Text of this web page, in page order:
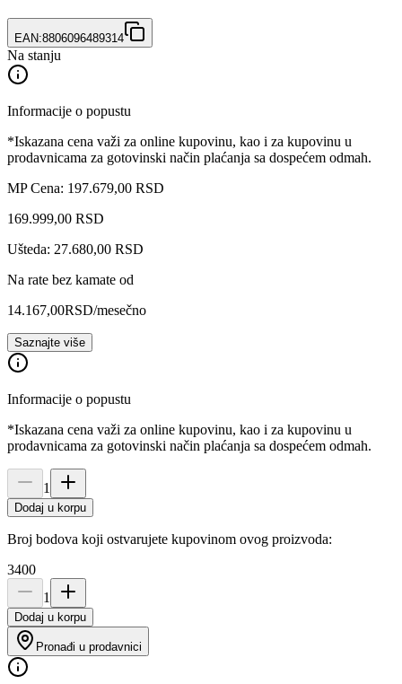
EAN:8806096489314
Na stanju
Informacije o popustu
*Iskazana cena važi za online kupovinu, kao i za kupovinu u
prodavnicama za gotovinski način plaćanja sa dospećem odmah.
MP Cena: 197.679,00 RSD
169.999,00 RSD
Ušteda: 27.680,00 RSD
Na rate bez kamate od
14.167,00RSD/mesečno
Saznajte više
Informacije o popustu
*Iskazana cena važi za online kupovinu, kao i za kupovinu u
prodavnicama za gotovinski način plaćanja sa dospećem odmah.
1
Dodaj u korpu
Broj bodova koji ostvarujete kupovinom ovog proizvoda:
3400
1
Dodaj u korpu
Pronađi u prodavnici